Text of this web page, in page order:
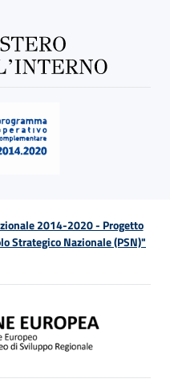
2014-2020 - Progetto
Strategico Nazionale (PSN)"